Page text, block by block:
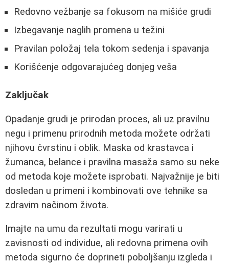
Redovno vežbanje sa fokusom na mišiće grudi
Izbegavanje naglih promena u težini
Pravilan položaj tela tokom sedenja i spavanja
Korišćenje odgovarajućeg donjeg veša
Zaključak
Opadanje grudi je prirodan proces, ali uz pravilnu
negu i primenu prirodnih metoda možete održati
njihovu čvrstinu i oblik. Maska od krastavca i
žumanca, belance i pravilna masaža samo su neke
od metoda koje možete isprobati. Najvažnije je biti
dosledan u primeni i kombinovati ove tehnike sa
zdravim načinom života.
Imajte na umu da rezultati mogu varirati u
zavisnosti od individue, ali redovna primena ovih
metoda sigurno će doprineti poboljšanju izgleda i